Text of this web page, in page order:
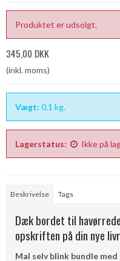
Produktet er udsolgt.
345,00 DKK
(inkl. moms)
Vægt: 0,1 kg.
Lagerstatus: Ikke på
Beskrivelse Tags
Dæk bordet til
opskriften på din nye
Mal selv blink bundle med